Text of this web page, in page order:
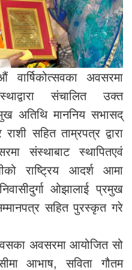
अवसरमा
संचालित उक्त
अतिथि माननिय सभासद्
सहित ताम्रपत्र द्वारा
संस्थाबाट स्थापितएवं
राष्ट्रिय आदर्श आमा
ओझालाई प्रमुख
सहित पुरस्कृत गरे
अवसरमा आयोजित सो
आभाष, सविता गौतम